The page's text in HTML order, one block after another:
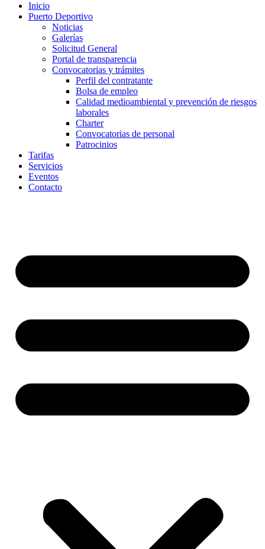
Inicio
Puerto Deportivo
Noticias
Galerías
Solicitud General
Portal de transparencia
Convocatorias y trámites
Perfil del contratante
Bolsa de empleo
Calidad medioambiental y prevención de riesgos
laborales
Charter
Convocatorias de personal
Patrocinios
Tarifas
Servicios
Eventos
Contacto